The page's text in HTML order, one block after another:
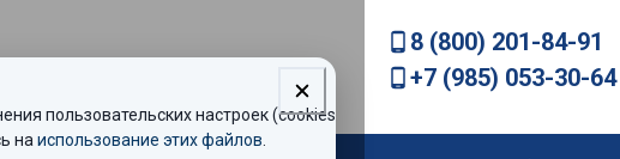
8 (800) 201-84-91
+7 (985) 053-30-64
пользовательских настроек (cookies).
на использование этих файлов